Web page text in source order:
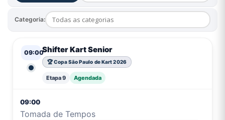
Categoria:
09:00Shifter Kart Senior
🏆 Copa São Paulo de Kart 2026
Etapa 9 Agendada
09:00
Tomada de Tempos